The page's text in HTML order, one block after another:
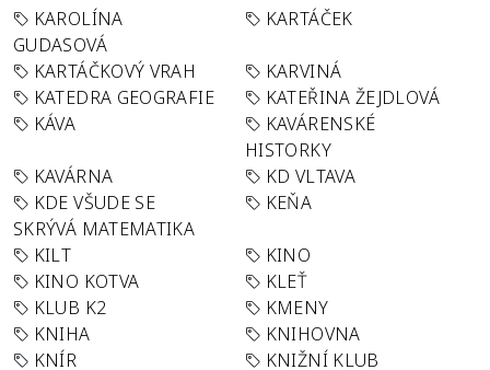
KAROLÍNA
GUDASOVÁ
KARTÁČEK
KARTÁČKOVÝ VRAH
KARVINÁ
KATEDRA GEOGRAFIE
KATEŘINA ŽEJDLOVÁ
KÁVA
KAVÁRENSKÉ
HISTORKY
KAVÁRNA
KD VLTAVA
KDE VŠUDE SE
SKRÝVÁ MATEMATIKA
KEŇA
KILT
KINO
KINO KOTVA
KLEŤ
KLUB K2
KMENY
KNIHA
KNIHOVNA
KNÍR
KNIŽNÍ KLUB